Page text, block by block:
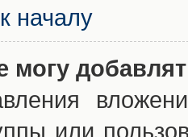
началу
могу
или